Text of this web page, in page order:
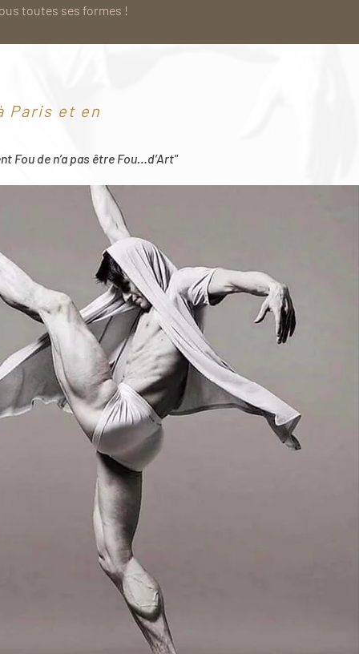
toutes ses formes !
Paris et en
Fou de n’a pas être Fou…d’Art"